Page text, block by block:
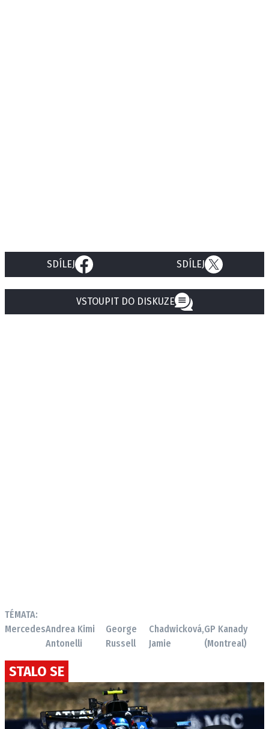
SDÍLEJ SDÍLEJ
VSTOUPIT DO DISKUZE
TÉMATA:
MercedesAndrea Kimi
Antonelli
George
Russell
Chadwicková,
Jamie
GP Kanady
(Montreal)
STALO SE